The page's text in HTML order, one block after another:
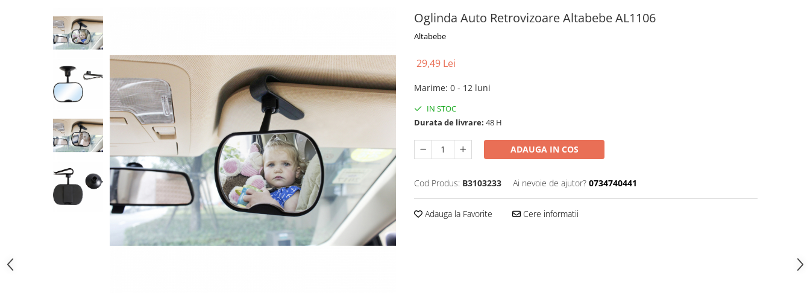
Oglinda Auto Retrovizoare Altabebe AL1106
Altabebe
29,49 Lei
Marime: 0 - 12 luni
IN STOC
Durata de livrare: 48 H
ADAUGA IN COS
Cod Produs: B3103233 Ai nevoie de ajutor? 0734740441
Adauga la Favorite Cere informatii